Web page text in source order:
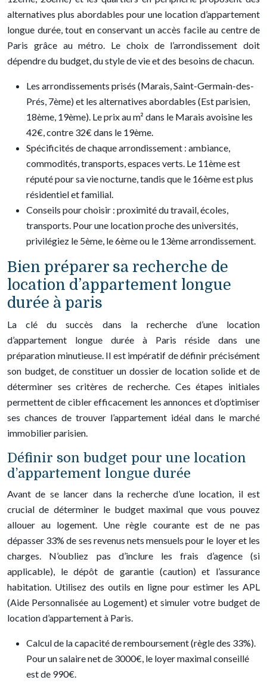
alternatives plus abordables pour une location d’appartement
longue durée, tout en conservant un accès facile au centre de
Paris grâce au métro. Le choix de l’arrondissement doit
dépendre du budget, du style de vie et des besoins de chacun.
Les arrondissements prisés (Marais, Saint-Germain-des-
Prés, 7ème) et les alternatives abordables (Est parisien,
18ème, 19ème). Le prix au m² dans le Marais avoisine les
42€, contre 32€ dans le 19ème.
Spécificités de chaque arrondissement : ambiance,
commodités, transports, espaces verts. Le 11ème est
réputé pour sa vie nocturne, tandis que le 16ème est plus
résidentiel et familial.
Conseils pour choisir : proximité du travail, écoles,
transports. Pour une location proche des universités,
privilégiez le 5ème, le 6ème ou le 13ème arrondissement.
Bien préparer sa recherche de
location d’appartement longue
durée à paris
La clé du succès dans la recherche d’une location
d’appartement longue durée à Paris réside dans une
préparation minutieuse. Il est impératif de définir précisément
son budget, de constituer un dossier de location solide et de
déterminer ses critères de recherche. Ces étapes initiales
permettent de cibler efficacement les annonces et d’optimiser
ses chances de trouver l’appartement idéal dans le marché
immobilier parisien.
Définir son budget pour une location
d’appartement longue durée
Avant de se lancer dans la recherche d’une location, il est
crucial de déterminer le budget maximal que vous pouvez
allouer au logement. Une règle courante est de ne pas
dépasser 33% de ses revenus nets mensuels pour le loyer et les
charges. N’oubliez pas d’inclure les frais d’agence (si
applicable), le dépôt de garantie (caution) et l’assurance
habitation. Utilisez des outils en ligne pour estimer les APL
(Aide Personnalisée au Logement) et simuler votre budget de
location d’appartement à Paris.
Calcul de la capacité de remboursement (règle des 33%).
Pour un salaire net de 3000€, le loyer maximal conseillé
est de 990€.